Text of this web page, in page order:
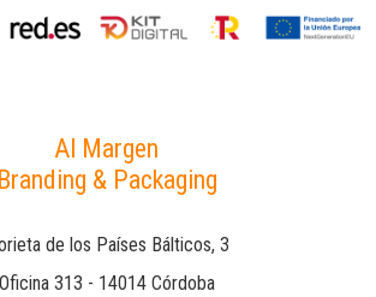
Al Margen
Branding & Packaging
de los Países Bálticos, 3
Oficina 313 - 14014 Córdoba